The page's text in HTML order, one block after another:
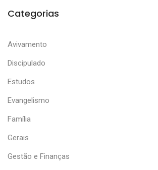
Categorias
Avivamento
Discipulado
Estudos
Evangelismo
Família
Gerais
Gestão e Finanças